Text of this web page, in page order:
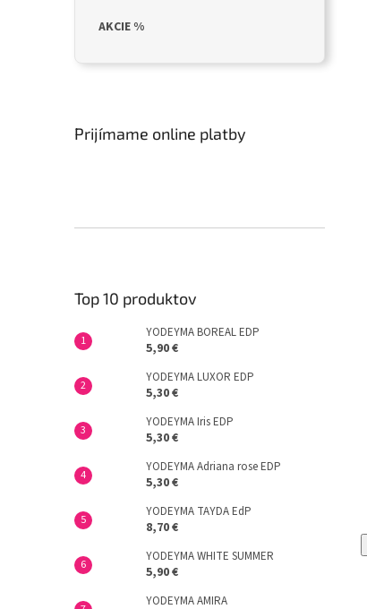
AKCIE %
Prijímame online platby
Top 10 produktov
YODEYMA BOREAL EDP
5,90 €
YODEYMA LUXOR EDP
5,30 €
YODEYMA Iris EDP
5,30 €
YODEYMA Adriana rose EDP
5,30 €
YODEYMA TAYDA EdP
8,70 €
YODEYMA WHITE SUMMER
5,90 €
YODEYMA AMIRA